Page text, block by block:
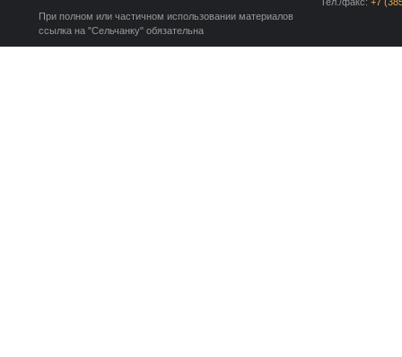
При полном или частичном использовании материалов
ссылка на "Сельчанку" обязательна